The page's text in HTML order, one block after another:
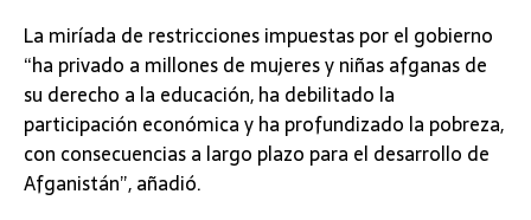
La miríada de restricciones impuestas por el gobierno
“ha privado a millones de mujeres y niñas afganas de
su derecho a la educación, ha debilitado la
participación económica y ha profundizado la pobreza,
con consecuencias a largo plazo para el desarrollo de
Afganistán”, añadió.